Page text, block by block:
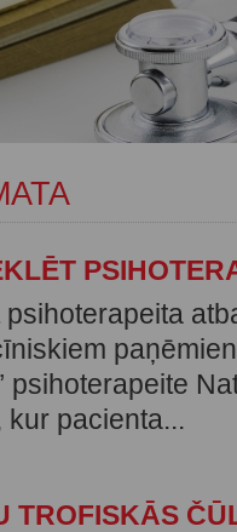
psihoterapeite
pacienta...
TROFISKĀS